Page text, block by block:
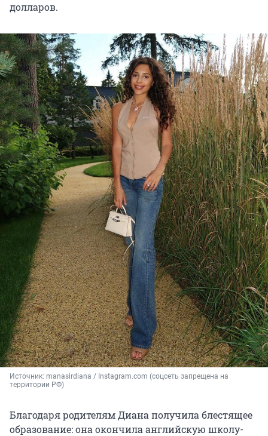
долларов.
Источник: manasirdiana / Instagram.com (соцсеть запрещена на
территории РФ)
Благодаря родителям Диана получила блестящее
образование: она окончила английскую школу-